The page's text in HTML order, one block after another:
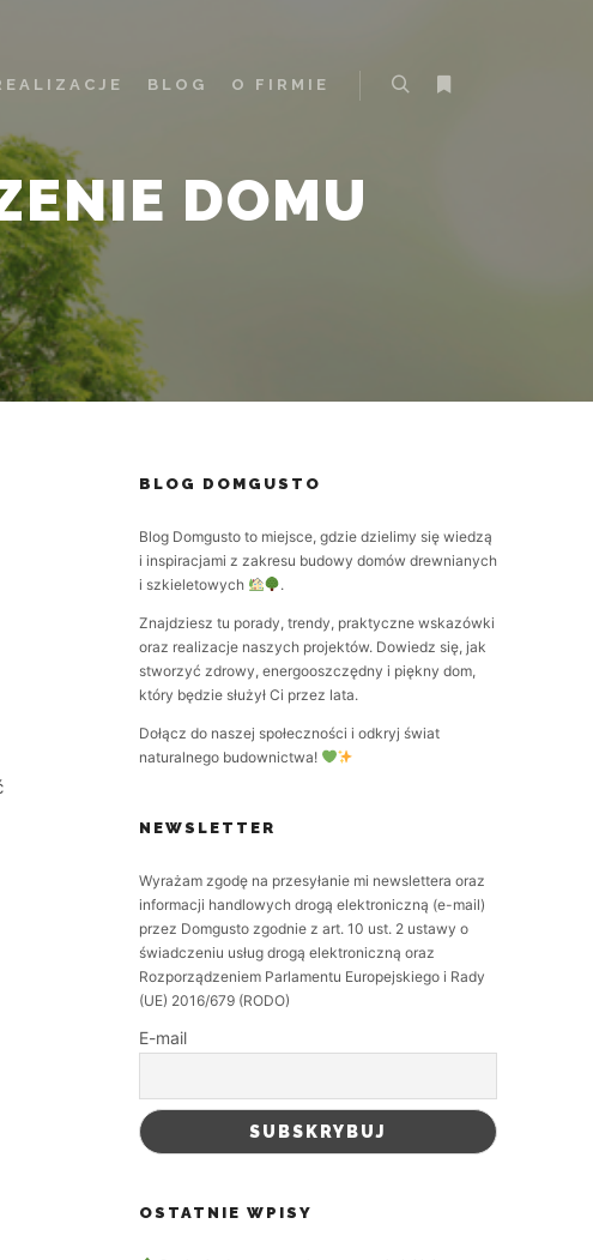
BLOG
O FIRMIE
DOMU
BLOG DOMGUSTO
Blog Domgusto to miejsce, gdzie dzielimy się wiedzą
i inspiracjami z zakresu budowy domów drewnianych
i szkieletowych
.
Znajdziesz tu porady, trendy, praktyczne wskazówki
oraz realizacje naszych projektów. Dowiedz się, jak
stworzyć zdrowy, energooszczędny i piękny dom,
który będzie służył Ci przez lata.
Dołącz do naszej społeczności i odkryj świat
naturalnego budownictwa!
NEWSLETTER
Wyrażam zgodę na przesyłanie mi newslettera oraz
informacji handlowych drogą elektroniczną (e-mail)
przez Domgusto zgodnie z art. 10 ust. 2 ustawy o
świadczeniu usług drogą elektroniczną oraz
Rozporządzeniem Parlamentu Europejskiego i Rady
(UE) 2016/679 (RODO)
E-mail
OSTATNIE WPISY